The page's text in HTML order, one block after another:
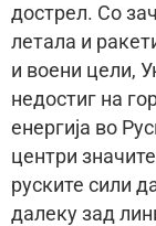
дострел. Со
летала и
и воени цели,
недостиг на
енергија во
центри
руските сили
далеку зад